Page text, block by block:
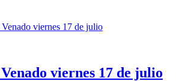
viernes 17 de julio